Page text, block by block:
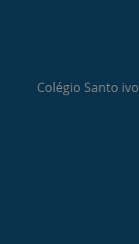
Colégio Santo ivo